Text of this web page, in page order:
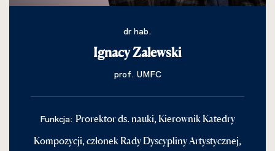
dr hab.
Ignacy Zalewski
prof. UMFC
Funkcja: Prorektor ds. nauki, Kierownik Katedry
Kompozycji, członek Rady Dyscypliny Artystycznej,